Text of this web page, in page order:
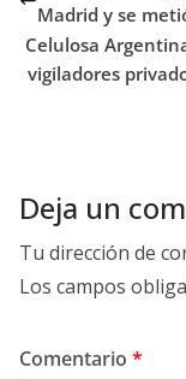
Madrid y se
Celulosa
vigiladores
Deja un
Tu dirección de
Los campos
Comentario *